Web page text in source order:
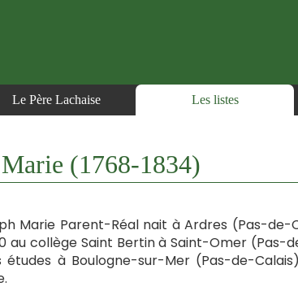
Le Père Lachaise Les listes
(1768-1834)
Marie Parent-Réal nait à Ardres (Pas-de-
au collège Saint Bertin à Saint-Omer (Pas-
études à Boulogne-sur-Mer (Pas-de-